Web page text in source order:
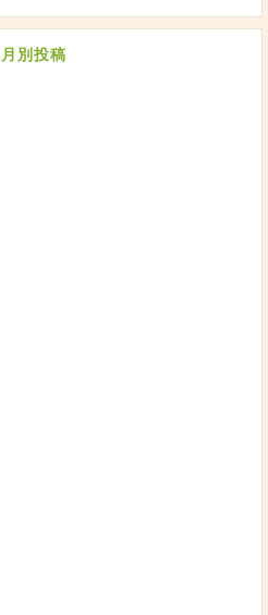
月別投稿